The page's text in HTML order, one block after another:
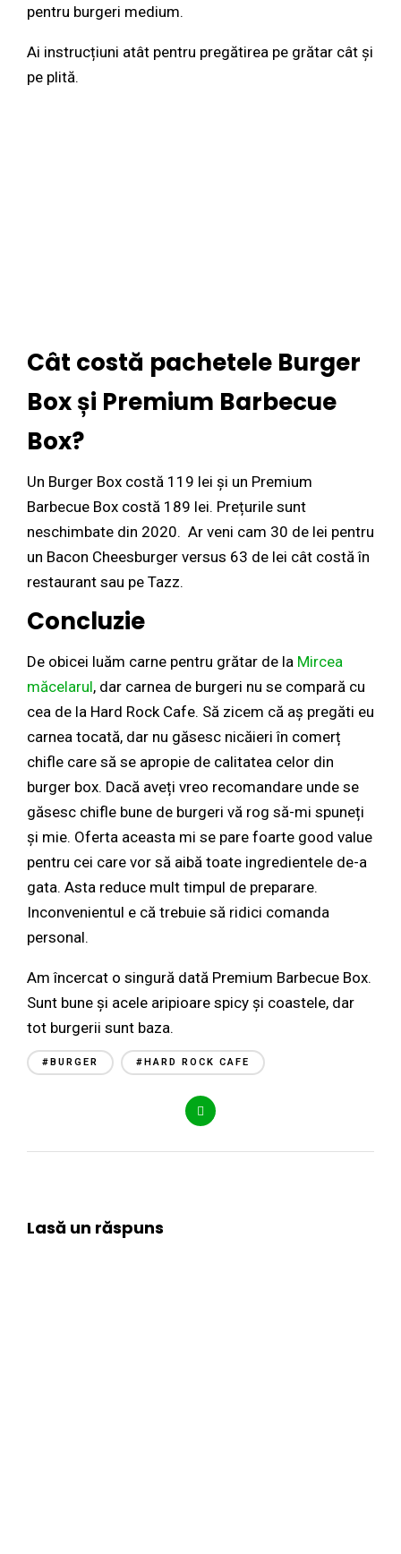
pentru burgeri medium.
Ai instrucțiuni atât pentru pregătirea pe grătar cât și
pe plită.
Cât costă pachetele Burger
Box și Premium Barbecue
Box?
Un Burger Box costă 119 lei și un Premium
Barbecue Box costă 189 lei. Prețurile sunt
neschimbate din 2020. Ar veni cam 30 de lei pentru
un Bacon Cheesburger versus 63 de lei cât costă în
restaurant sau pe Tazz.
Concluzie
De obicei luăm carne pentru grătar de la Mircea
măcelarul, dar carnea de burgeri nu se compară cu
cea de la Hard Rock Cafe. Să zicem că aș pregăti eu
carnea tocată, dar nu găsesc nicăieri în comerț
chifle care să se apropie de calitatea celor din
burger box. Dacă aveți vreo recomandare unde se
găsesc chifle bune de burgeri vă rog să-mi spuneți
și mie. Oferta aceasta mi se pare foarte good value
pentru cei care vor să aibă toate ingredientele de-a
gata. Asta reduce mult timpul de preparare.
Inconvenientul e că trebuie să ridici comanda
personal.
Am încercat o singură dată Premium Barbecue Box.
Sunt bune și acele aripioare spicy și coastele, dar
tot burgerii sunt baza.
#BURGER #HARD ROCK CAFE
Lasă un răspuns